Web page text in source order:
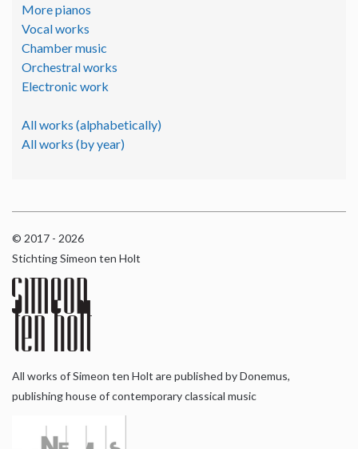
More pianos
Vocal works
Chamber music
Orchestral works
Electronic work
All works (alphabetically)
All works (by year)
© 2017 - 2026
Stichting Simeon ten Holt
All works of Simeon ten Holt are published by Donemus,
publishing house of contemporary classical music